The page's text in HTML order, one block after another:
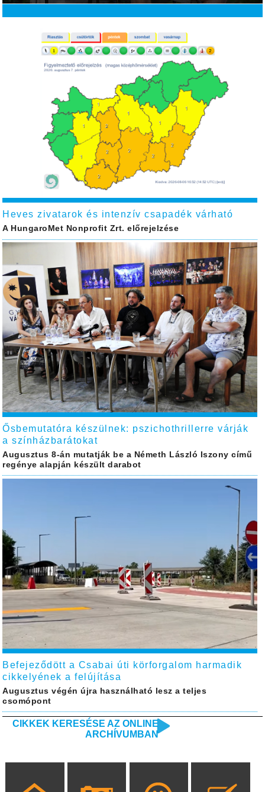
Heves zivatarok és intenzív csapadék várható
A HungaroMet Nonprofit Zrt. előrejelzése
Ősbemutatóra készülnek: pszichothrillerre várják
a színházbarátokat
Augusztus 8-án mutatják be a Németh László Iszony című
regénye alapján készült darabot
Befejeződött a Csabai úti körforgalom harmadik
cikkelyének a felújítása
Augusztus végén újra használható lesz a teljes
csomópont
CIKKEK KERESÉSE AZ ONLINE
ARCHÍVUMBAN